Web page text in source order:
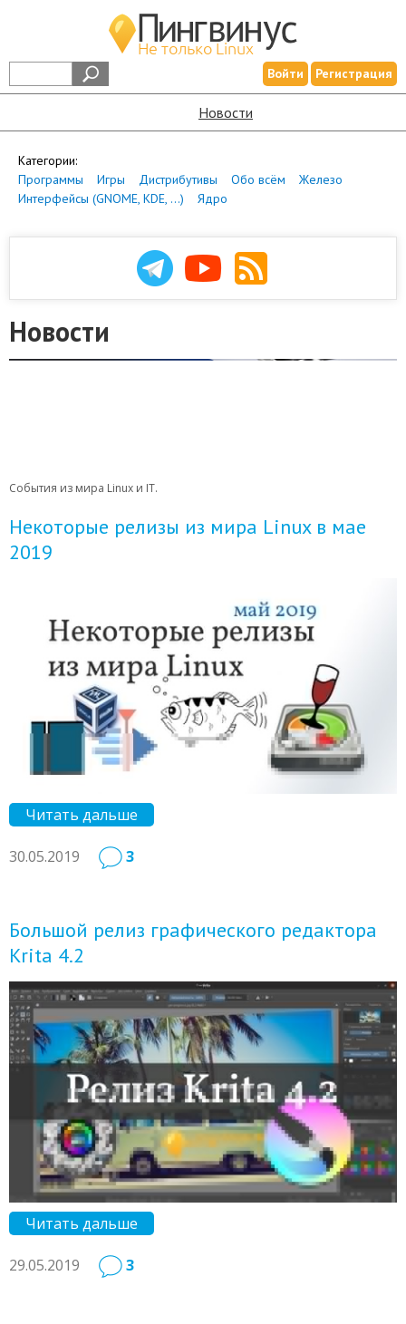
Войти Регистрация
Новости
Новости
События из мира Linux и IT.
Некоторые релизы из мира Linux в мае
2019
Читать дальше
30.05.2019 3
Большой релиз графического редактора
Krita 4.2
Читать дальше
29.05.2019 3
Категории:
Программы
Игры Дистрибутивы Обо всём
Железо
Интерфейсы (GNOME, KDE, ...)
Ядро